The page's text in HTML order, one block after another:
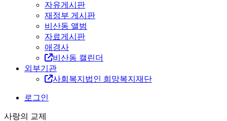
자유게시판
재정부 게시판
비산동 앨범
자료게시판
애경사
비산동 캘린더
외부기관
사회복지법인 희망복지재단
로그인
사랑의 교제